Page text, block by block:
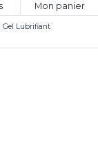
Mon panier
Gel Lubrifiant